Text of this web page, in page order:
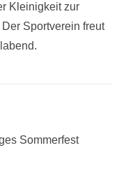
Kleinigkeit zur
Sportverein freut
Sommerfest